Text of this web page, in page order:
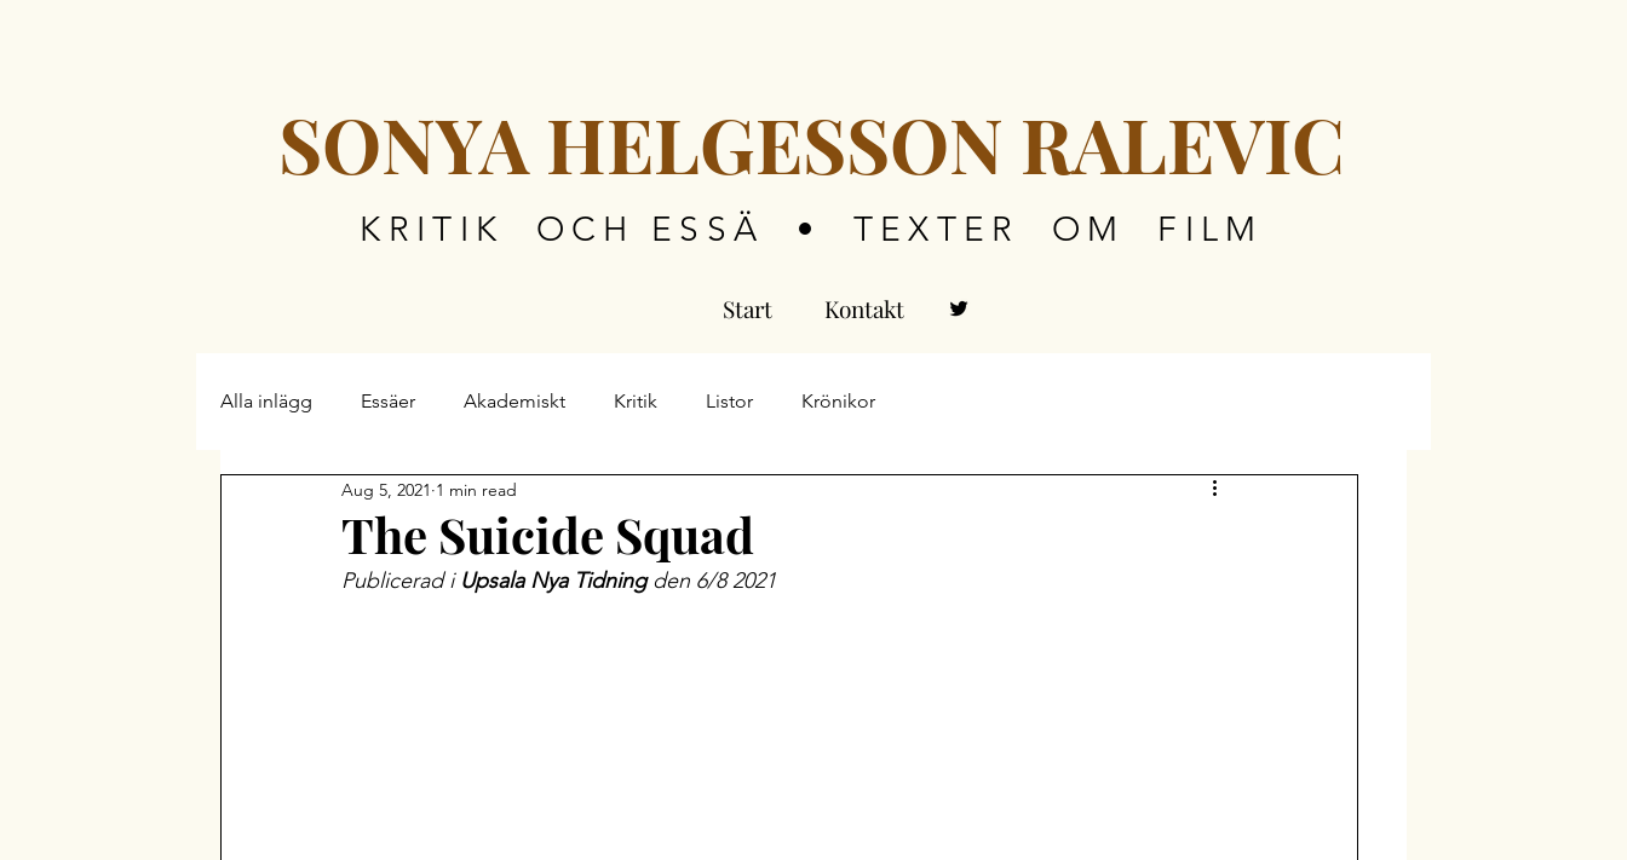
SONYA HELGESSON RALEVIC
KRITIK OCH ESSÄ • TEXTER OM FILM
Start Kontakt
Alla inlägg Essäer Akademiskt Kritik Listor Krönikor
The Suicide Squad
Aug 5, 2021 1 min read
Publicerad i Upsala Nya Tidning den 6/8 2021